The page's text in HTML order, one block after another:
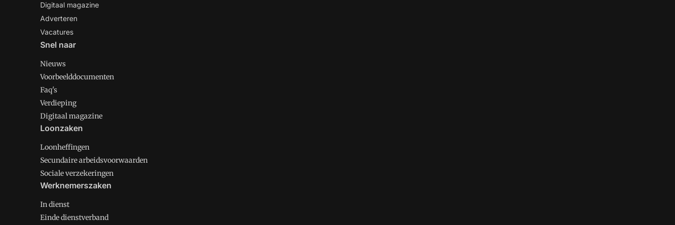
Digitaal magazine
Adverteren
Vacatures
Snel naar
Nieuws
Voorbeelddocumenten
Faq's
Verdieping
Digitaal magazine
Loonzaken
Loonheffingen
Secundaire arbeidsvoorwaarden
Sociale verzekeringen
Werknemerszaken
In dienst
Einde dienstverband